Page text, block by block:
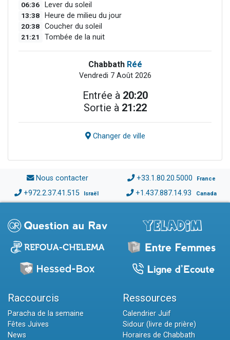
06:36 Lever du soleil
13:38 Heure de milieu du jour
20:38 Coucher du soleil
21:21 Tombée de la nuit
Chabbath Réé
Vendredi 7 Août 2026
Entrée à 20:20
Sortie à 21:22
Changer de ville
Nous contacter +33.1.80.20.5000 France
+972.2.37.41.515 Israël +1.437.887.14.93 Canada
Raccourcis
Paracha de la semaine
Fêtes Juives
News
Ressources
Calendrier Juif
Sidour (livre de prière)
Horaires de Chabbath